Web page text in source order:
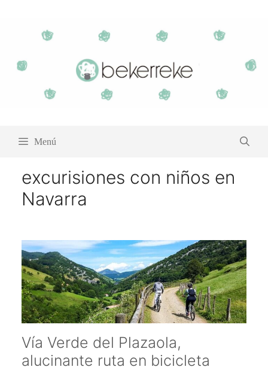
contenido
Menú
excurisiones con niños en
Navarra
Vía Verde del Plazaola,
alucinante ruta en bicicleta